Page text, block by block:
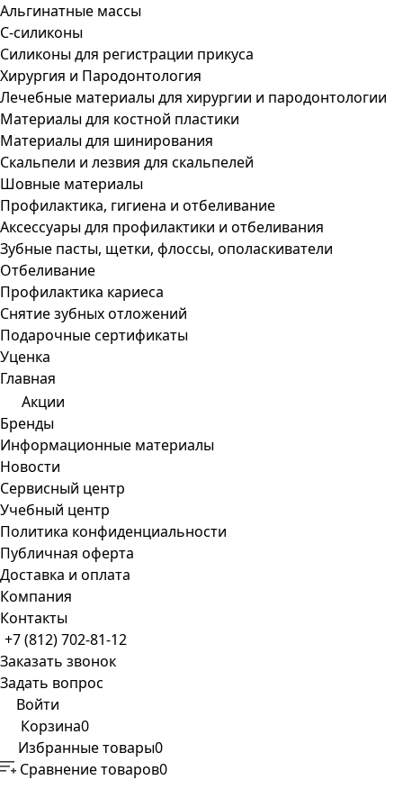
Альгинатные массы
С-силиконы
Силиконы для регистрации прикуса
Хирургия и Пародонтология
Лечебные материалы для хирургии и пародонтологии
Материалы для костной пластики
Материалы для шинирования
Скальпели и лезвия для скальпелей
Шовные материалы
Профилактика, гигиена и отбеливание
Аксессуары для профилактики и отбеливания
Зубные пасты, щетки, флоссы, ополаскиватели
Отбеливание
Профилактика кариеса
Снятие зубных отложений
Подарочные сертификаты
Уценка
Главная
Акции
Бренды
Информационные материалы
Новости
Сервисный центр
Учебный центр
Политика конфиденциальности
Публичная оферта
Доставка и оплата
Компания
Контакты
+7 (812) 702-81-12
Заказать звонок
Задать вопрос
Войти
Корзина0
Избранные товары0
Сравнение товаров0